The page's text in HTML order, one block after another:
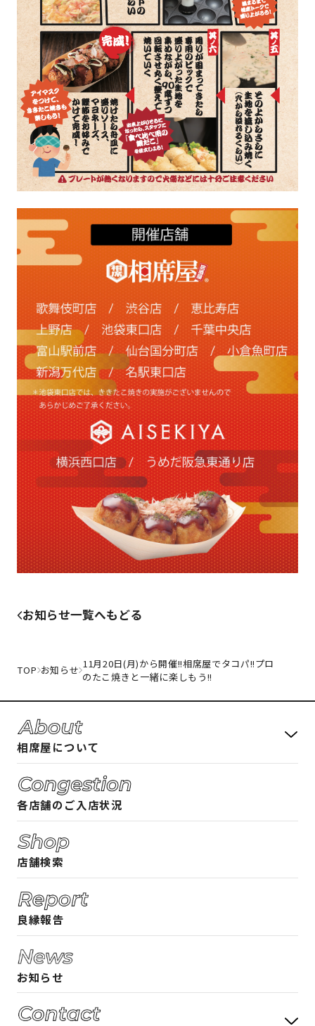
お知らせ一覧へもどる
TOP お知らせ 11月20日(月)から開催!!相席屋でタコパ!!プロ
のたこ焼きと一緒に楽しもう!!
相席屋について
料金システム
フード・ドリンクメニュー
相席屋ガイド 女性編
相席屋ガイド 男性編
ご入店時のルール
よくある質問
各店舗のご入店状況
店舗検索
良縁報告
お知らせ